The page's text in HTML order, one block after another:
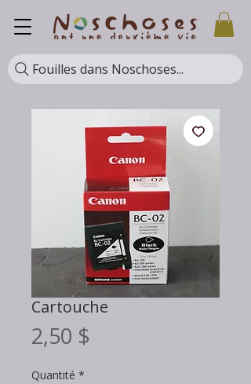
Fouilles dans Noschoses...
Cartouche
2,50 $
Quantité *